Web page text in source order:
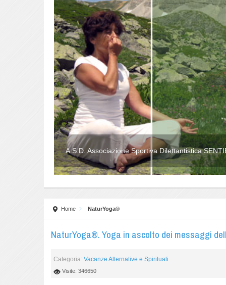
A.S.D. Associazione Sportiva Dilettantistica
Home NaturYoga®
NaturYoga®. Yoga in ascolto dei messaggi
Categoria:Vacanze Alternative e Spirituali
Visite: 346650